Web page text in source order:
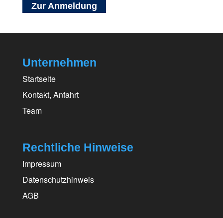
Zur Anmeldung
Unternehmen
Startseite
Kontakt, Anfahrt
Team
Rechtliche Hinweise
Impressum
Datenschutzhinweis
AGB